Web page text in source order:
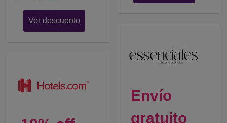
Ver descuento
Envío
gratuito